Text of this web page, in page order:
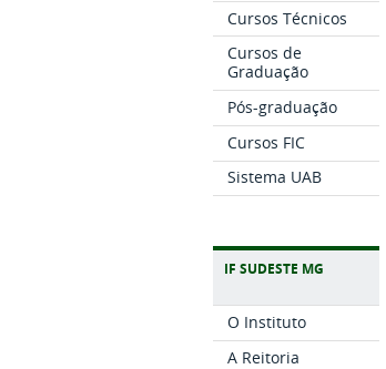
Cursos Técnicos
Cursos de
Graduação
Pós-graduação
Cursos FIC
Sistema UAB
IF SUDESTE MG
O Instituto
A Reitoria